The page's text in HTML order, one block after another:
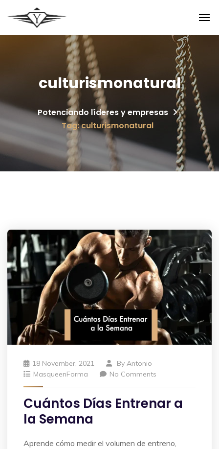
culturismonatural
Potenciando líderes y empresas
Tag: culturismonatural
18 November, 2021 By Antonio
MasqueenForma
No Comments
Cuántos Días Entrenar a
la Semana
Aprende cómo medir el volumen de entreno,